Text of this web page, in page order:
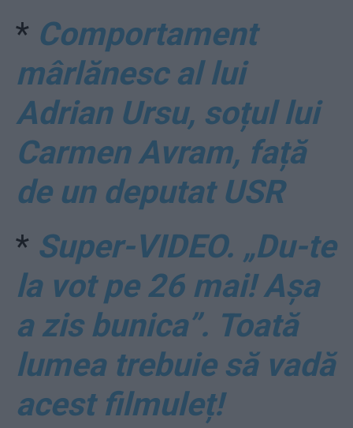
* Comportament
mârlănesc al lui
Adrian Ursu, soțul lui
Carmen Avram, față
de un deputat USR
* Super-VIDEO. „Du-te
la vot pe 26 mai! Așa
a zis bunica”. Toată
lumea trebuie să vadă
acest filmuleț!